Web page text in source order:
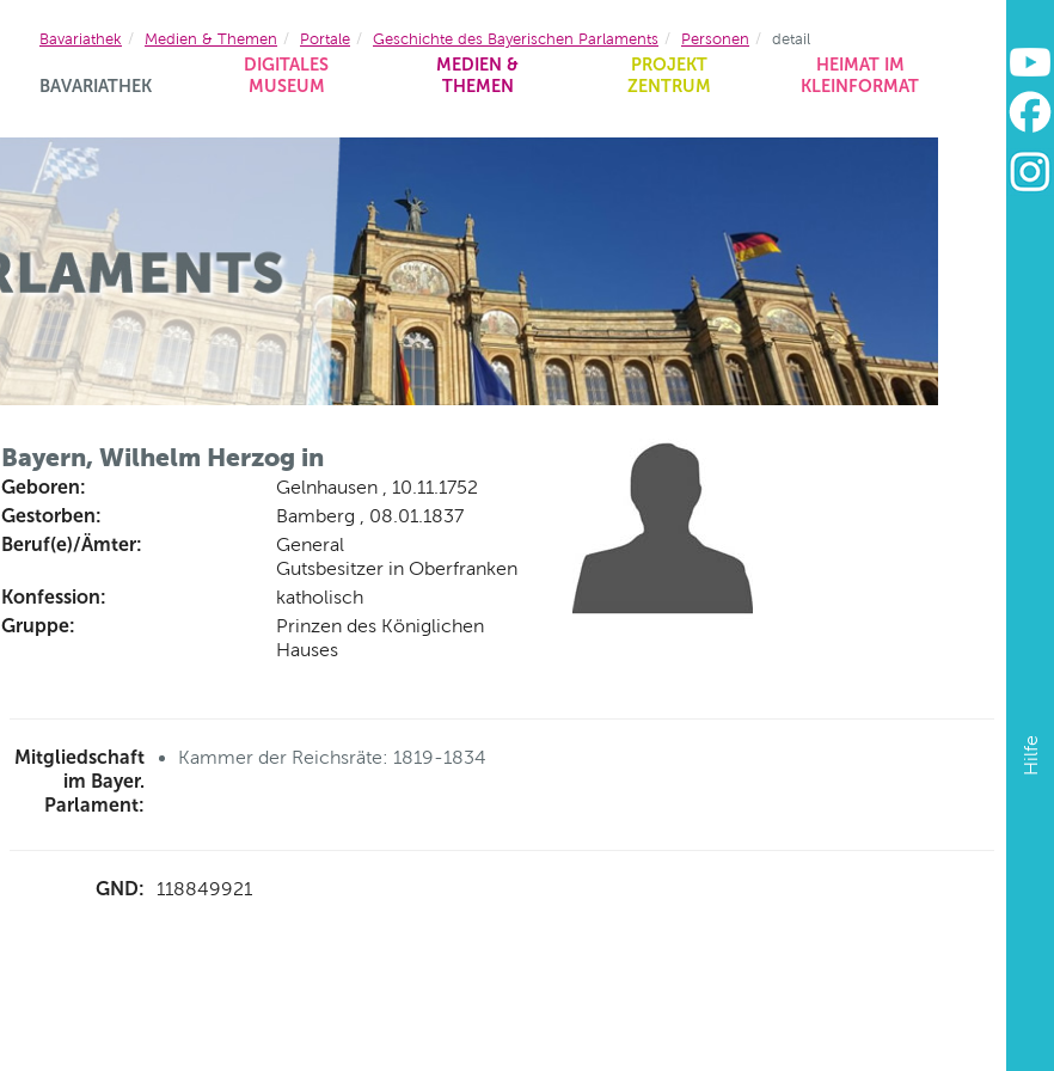
BAVARIATHEK
DIGITALES
MUSEUM
MEDIEN &
THEMEN
PROJEKT
ZENTRUM
HEIMAT IM
KLEINFORMAT
Hilfe
Bavariathek Medien & Themen Portale Geschichte des Bayerischen Parlaments Personen detail
Bayern, Wilhelm Herzog in
Geboren: Gelnhausen , 10.11.1752
Gestorben: Bamberg , 08.01.1837
Beruf(e)/Ämter:
General
Gutsbesitzer in Oberfranken
Konfession: katholisch
Gruppe:
Prinzen des Königlichen
Hauses
Mitgliedschaft
im Bayer.
Parlament:
Kammer der Reichsräte: 1819-1834
GND: 118849921